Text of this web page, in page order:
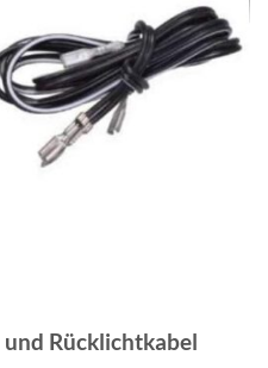
Zur
Wunschliste
hinzufügen
Rücklichtkabel